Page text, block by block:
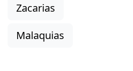
Zacarias
Malaquias